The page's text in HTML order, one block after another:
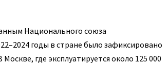
Национального союза
годы в стране было зафиксировано
где эксплуатируется около 125 000